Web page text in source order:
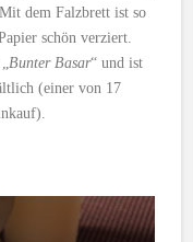
dem Falzbrett ist so
schön verziert.
Bunter Basar“ und ist
(einer von 17